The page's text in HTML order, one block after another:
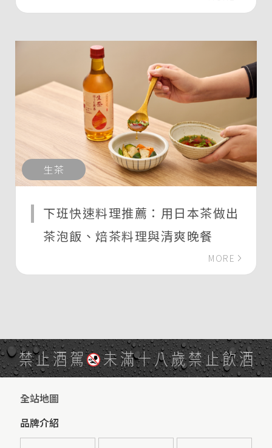
生茶
下班快速料理推薦：用日本茶做出
茶泡飯、焙茶料理與清爽晚餐
MORE
禁止酒駕 未滿十八歲禁止飲酒
全站地圖
品牌介紹